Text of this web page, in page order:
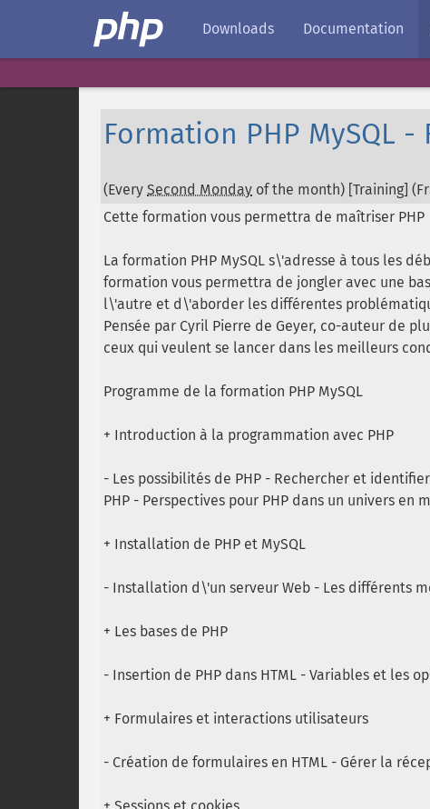
Downloads Documentation
Formation PHP MySQL -
(Every Second Monday of the month) [Training] (
Cette formation vous permettra de maîtriser PHP
La formation PHP MySQL s\'adresse à tous les
formation vous permettra de jongler avec une
l\'autre et d\'aborder les différentes
Pensée par Cyril Pierre de Geyer, co-auteur de
ceux qui veulent se lancer dans les meilleurs
Programme de la formation PHP MySQL
+ Introduction à la programmation avec PHP
- Les possibilités de PHP - Rechercher et
PHP - Perspectives pour PHP dans un univers en
+ Installation de PHP et MySQL
- Installation d\'un serveur Web - Les différents
+ Les bases de PHP
- Insertion de PHP dans HTML - Variables et les
+ Formulaires et interactions utilisateurs
- Création de formulaires en HTML - Gérer la